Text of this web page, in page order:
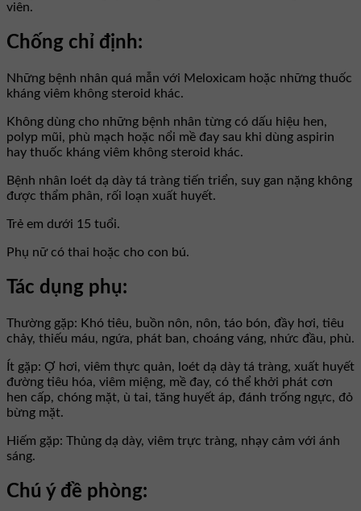
viên.
Chống chỉ định:
Những bệnh nhân quá mẫn với Meloxicam hoặc những thuốc
kháng viêm không steroid khác.
Không dùng cho những bệnh nhân từng có dấu hiệu hen,
polyp mũi, phù mạch hoặc nổi mề đay sau khi dùng aspirin
hay thuốc kháng viêm không steroid khác.
Bệnh nhân loét dạ dày tá tràng tiến triển, suy gan nặng không
được thẩm phân, rối loạn xuất huyết.
Trẻ em dưới 15 tuổi.
Phụ nữ có thai hoặc cho con bú.
Tác dụng phụ:
Thường gặp: Khó tiêu, buồn nôn, nôn, táo bón, đầy hơi, tiêu
chảy, thiếu máu, ngứa, phát ban, choáng váng, nhức đầu, phù.
Ít gặp: Ợ hơi, viêm thực quản, loét dạ dày tá tràng, xuất huyết
đường tiêu hóa, viêm miệng, mề đay, có thể khởi phát cơn
hen cấp, chóng mặt, ù tai, tăng huyết áp, đánh trống ngực, đỏ
bừng mặt.
Hiếm gặp: Thủng dạ dày, viêm trực tràng, nhạy cảm với ánh
sáng.
Chú ý đề phòng: